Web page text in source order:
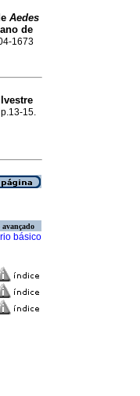
Aedes
de
1673
15.
básico